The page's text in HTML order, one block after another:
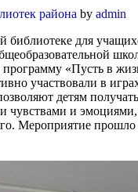
района by admin
библиотеке для
«Пусть в
участвовали в
детям
чувствами и эмоциями,
Мероприятие